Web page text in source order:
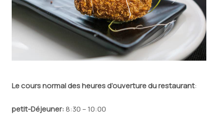
Le cours normal des heures d’ouverture du restaurant:
petit-Déjeuner:8:30 – 10:00